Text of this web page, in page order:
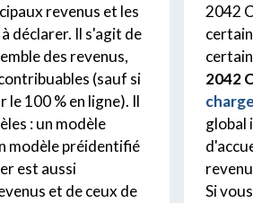
revenus et les
déclarer. Il s'agit de
des revenus,
(sauf si
le 100 % en ligne). Il
: un modèle
modèle préidentifié
est aussi
et de ceux de
2042
2042
global
Si